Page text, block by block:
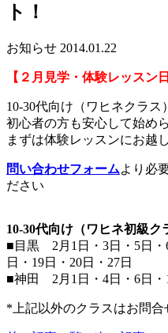
ト！
お知らせ 2014.01.22
【２ 月見学・体験レッスン
10-30代向け（ワヒネクラス）
初心者の方も安心して始め
まずは体験レッスンにお越
問い合わせフォームより必
ださい
10-30代向け（ワヒネ初級
■目黒 2月1日・3日・5日・
日・19日・20日・27日
■神田 2月1日・4日・6日・
*上記以外のクラスはお問合